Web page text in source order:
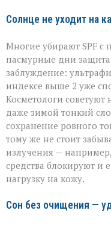
Солнце не уходит на
Многие убирают SPF с
пасмурные дни
заблуждение:
индексе выше 2 уже
Косметологи советуют
даже зимой тонкий
сохранение ровного
тому же не стоит
излучения —
средства блокируют и
нагрузку на кожу.
Сон без очищения —